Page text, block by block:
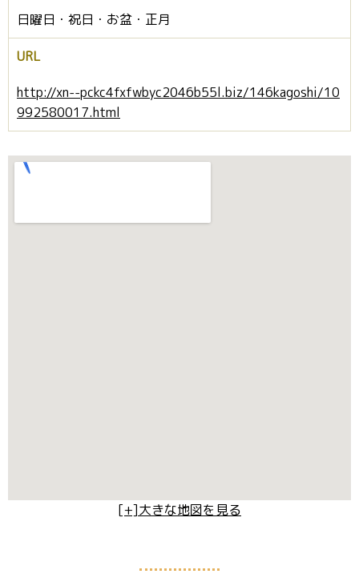
日曜日・祝日・お盆・正月
URL
http://xn--pckc4fxfwbyc2046b55l.biz/146kagoshi/10
992580017.html
[+]大きな地図を見る